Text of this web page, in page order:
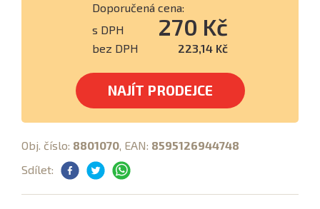
Doporučená cena:
s DPH
270 Kč
bez DPH 223,14 Kč
NAJÍT PRODEJCE
Obj. číslo: 8801070, EAN: 8595126944748
Sdílet: